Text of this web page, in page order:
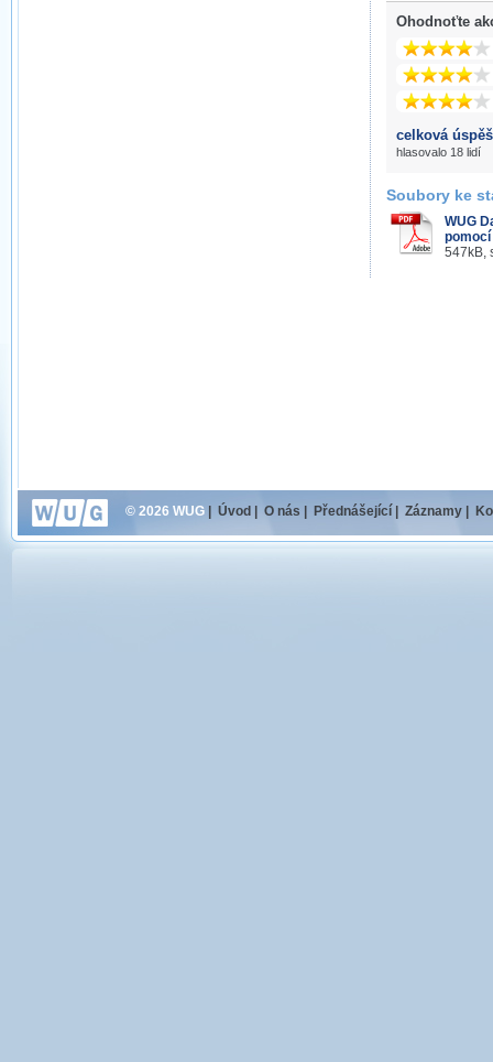
Ohodnoťte
celková
hlasovalo 18 lidí
Soubory ke
WUG
pomocí
547kB,
© 2026 WUG Úvod O nás Přednášející Záznamy